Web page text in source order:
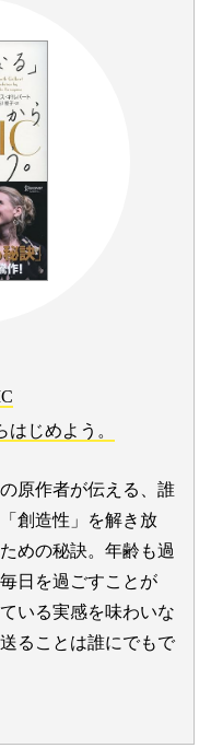
はじめよう。
原作者が伝える、誰
創造性」を解き放
めの秘訣。年齢も過
日を過ごすことが
いる実感を味わいな
ることは誰にでもで